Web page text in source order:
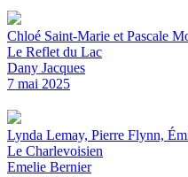
Chloé Saint-Marie et Pascale
Le Reflet du Lac
Dany Jacques
7 mai 2025
Lynda Lemay, Pierre Flynn,
Le Charlevoisien
Emelie Bernier